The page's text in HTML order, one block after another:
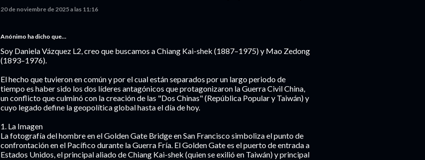
20 de noviembre de 2025 a las 11:16
Anónimo ha dicho que…
Soy Daniela Vázquez L2, creo que buscamos a Chiang Kai-shek (1887–1975) y Mao Zedong
(1893–1976).
El hecho que tuvieron en común y por el cual están separados por un largo periodo de
tiempo es haber sido los dos líderes antagónicos que protagonizaron la Guerra Civil China,
un conflicto que culminó con la creación de las "Dos Chinas" (República Popular y Taiwán) y
cuyo legado define la geopolítica global hasta el día de hoy.
1. La Imagen
La fotografía del hombre en el Golden Gate Bridge en San Francisco simboliza el punto de
confrontación en el Pacífico durante la Guerra Fría. El Golden Gate es el puerto de entrada a
Estados Unidos, el principal aliado de Chiang Kai-shek (quien se exilió en Taiwán) y principal